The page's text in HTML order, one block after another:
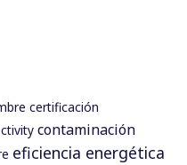
certificación
contaminación
eficiencia energética